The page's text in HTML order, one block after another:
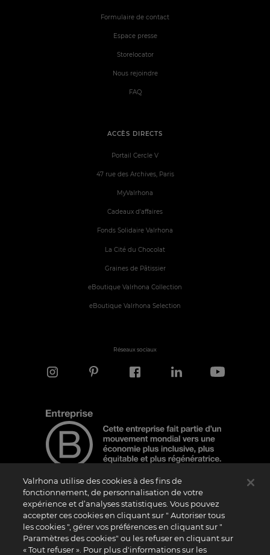
ACCÈS DIRECTS
Portail Cercle V
47 rue des Archives, Paris
MyValrhona
Cadeaux d'affaires
Fonds Solidaire Valrhona
La Cité du Chocolat
Graines de Pâtissier
eBoutique Valrhona Collection
eBoutique Valrhona Selection
Formulaire de contact
Espace presse
Storelocator
Nous rejoindre
FAQ
Réseaux sociaux
Note d'information
Le logo “Certified B Corporation” est attribué par B Lab, une organisation privée à
but non lucratif, aux entreprises qui, comme la nôtre, ont réalisé avec succès le B
Impact Assessment (“BIA”) et répondent aux exigences de B Lab en matière de
performance sociale et environnementale, de responsabilité et de transparence. Il
Valrhona utilise des cookies à des fins de
fonctionnement, de personnalisation de votre
expérience et d’analyses statistiques. Vous pouvez
accepter ces cookies en cliquant sur " Autoriser tous
les cookies ", gérer vos préférences en cliquant sur "
Paramètres des cookies" ou les refuser en cliquant sur
« Tout refuser ». Pour plus d'informations sur les